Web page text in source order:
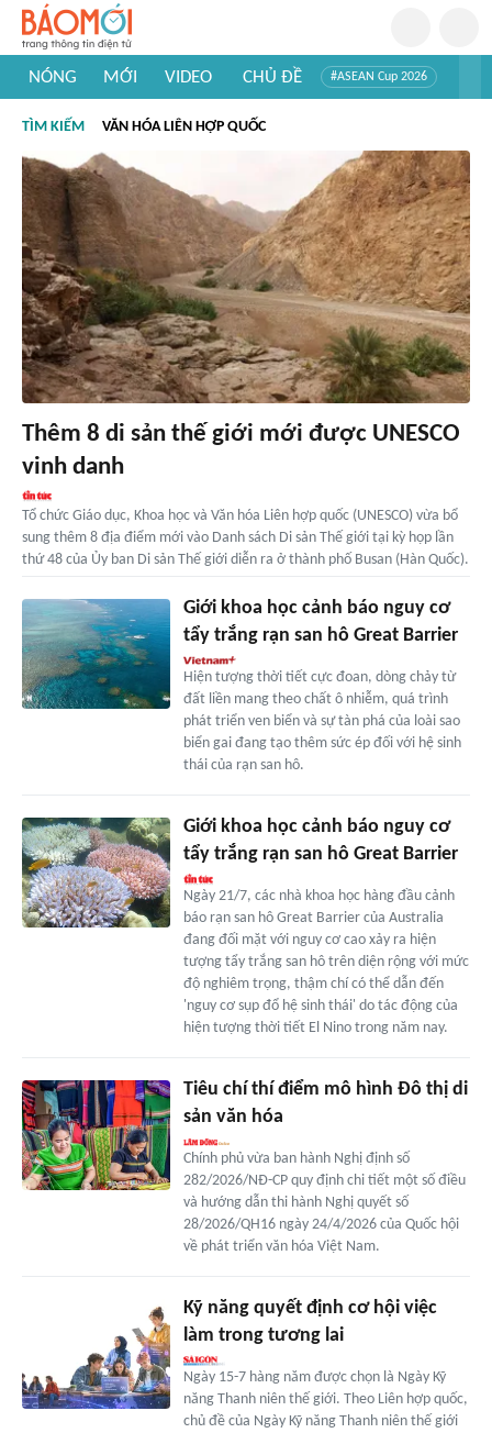
NÓNG MỚI VIDEO CHỦ ĐỀ #ASEAN Cup 2026
#Khám phá thế giới
TÌM KIẾM VĂN HÓA LIÊN HỢP QUỐC
Thêm 8 di sản thế giới mới được UNESCO
vinh danh
Tổ chức Giáo dục, Khoa học và Văn hóa Liên hợp quốc (UNESCO) vừa bổ
sung thêm 8 địa điểm mới vào Danh sách Di sản Thế giới tại kỳ họp lần
thứ 48 của Ủy ban Di sản Thế giới diễn ra ở thành phố Busan (Hàn Quốc).
Giới khoa học cảnh báo nguy cơ
tẩy trắng rạn san hô Great Barrier
Hiện tượng thời tiết cực đoan, dòng chảy từ
đất liền mang theo chất ô nhiễm, quá trình
phát triển ven biển và sự tàn phá của loài sao
biển gai đang tạo thêm sức ép đối với hệ sinh
thái của rạn san hô.
Giới khoa học cảnh báo nguy cơ
tẩy trắng rạn san hô Great Barrier
Ngày 21/7, các nhà khoa học hàng đầu cảnh
báo rạn san hô Great Barrier của Australia
đang đối mặt với nguy cơ cao xảy ra hiện
tượng tẩy trắng san hô trên diện rộng với mức
độ nghiêm trọng, thậm chí có thể dẫn đến
'nguy cơ sụp đổ hệ sinh thái' do tác động của
hiện tượng thời tiết El Nino trong năm nay.
Tiêu chí thí điểm mô hình Đô thị di
sản văn hóa
Chính phủ vừa ban hành Nghị định số
282/2026/NĐ-CP quy định chi tiết một số điều
và hướng dẫn thi hành Nghị quyết số
28/2026/QH16 ngày 24/4/2026 của Quốc hội
về phát triển văn hóa Việt Nam.
Kỹ năng quyết định cơ hội việc
làm trong tương lai
Ngày 15-7 hàng năm được chọn là Ngày Kỹ
năng Thanh niên thế giới. Theo Liên hợp quốc,
chủ đề của Ngày Kỹ năng Thanh niên thế giới